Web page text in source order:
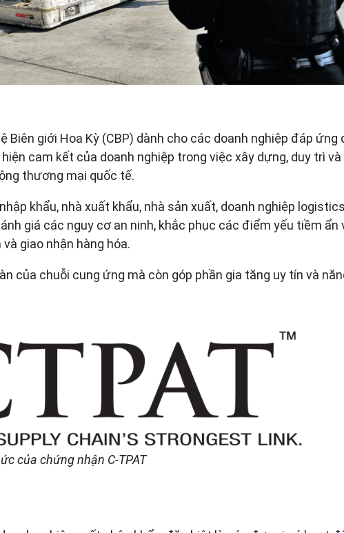
giới Hoa Kỳ (CBP) dành cho các doanh nghiệp đáp ứng
cam kết của doanh nghiệp trong việc xây dựng, duy trì
thương mại quốc tế.
khẩu, nhà xuất khẩu, nhà sản xuất, doanh nghiệp
giá các nguy cơ an ninh, khắc phục các điểm yếu tiềm ẩn
giao nhận hàng hóa.
của chuỗi cung ứng mà còn góp phần gia tăng uy tín và
của chứng nhận C-TPAT